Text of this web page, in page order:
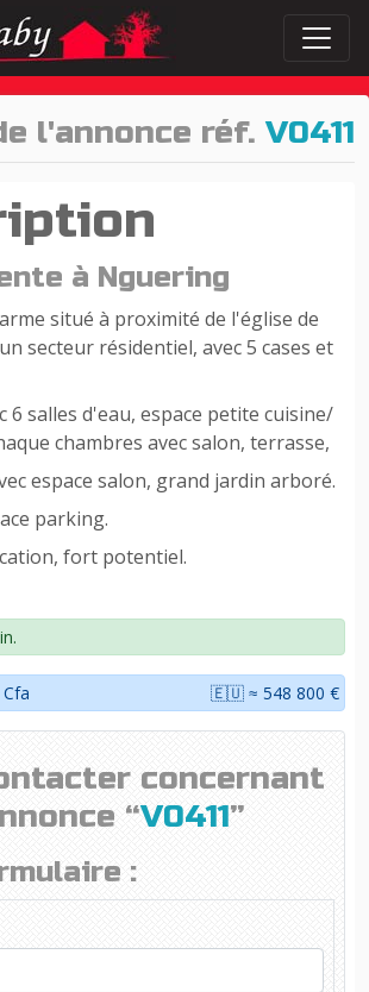
l'annonce réf. V0411
à Nguering
situé à proximité de l'église de
secteur résidentiel, avec 5 cases et
6 salles d'eau, espace petite cuisine/
chambres avec salon, terrasse,
espace salon, grand jardin arboré.
parking.
fort potentiel.
🇪🇺 ≈ 548 800 €
concernant
“V0411”
: